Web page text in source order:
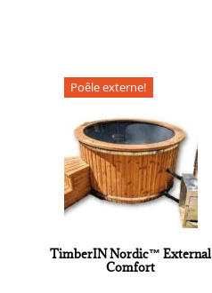
Poêle externe!
TimberIN Nordic™ External
Comfort